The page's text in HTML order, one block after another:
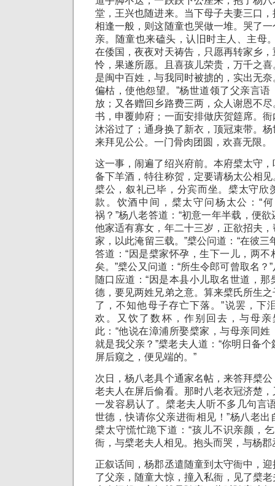
堂，王兴也随进来。当下母子夫妻三口
相逢一般，则这随童也哭做一堆。哭了
亲。随童也来磕头，认旧时主人、主母
在倭国，夜夜对天祷告，只愿再转家乡
怜，果遂所愿。且喜孩儿荣贵，万千之
是闽中百姓，与我同时被掳的，实出无
偏枯，使他怨望。”杨世道领了父亲言
放；又各赠回乡路费三两，众人谢恩不
书，申覆帅府；一面安排做庆贺筵席。
沐浴过了；通身换了新衣，顶冠束带。
来拜见公公。一门骨肉团圆，欢喜无限。
这一事，闹遍了绍兴府前。本府檗太守
备下羊酒，特往称贺，定要请杨太公相
檗公，叙礼已毕，分宾而坐。檗太守欣
款。饮酒中间，檗太守问杨太公：“
祸？”杨八老答道：“初意一年半载，便
他家适有寡女，年二十三岁，正欲招夫
家，以此淹留三载。”檗公问道：“在彼三
答道：“因是檗家怀孕，生下一儿，两
矣。”檗公又问道：“所生令郎可曾取名？
随口应道：“因是本县小儿取名世道，
德，要见两姓兄弟之意。算来檗氏所生
了，不知他母子存亡下落。”说罢，下
欢。又饮了数杯，作别回去，与母
此：“他说在漳浦所娶檗家，与母亲同
就是我父亲？”檗老夫人道：“你明日备
屏后窥之，便见端的。”
次日，杨八老具个通家名帖，来答拜檗
老夫人在屏后偷看。那时八老衣冠济楚
一发容易认了。檗老夫人听不多几句言
世德，快请你父亲进衙相见！”杨八老
檗太守慌忙跪下道：“孩儿不识亲颜，
衙，与檗老夫人相见。抱头而哭，与杨郡
正叙话间，杨郡丞遣随童到太守衙中，
了父亲，随童大惊，撞入私衙，见了檗